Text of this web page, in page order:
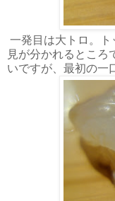
一発目は大トロ。
見が分かれるところ
いですが、最初の一